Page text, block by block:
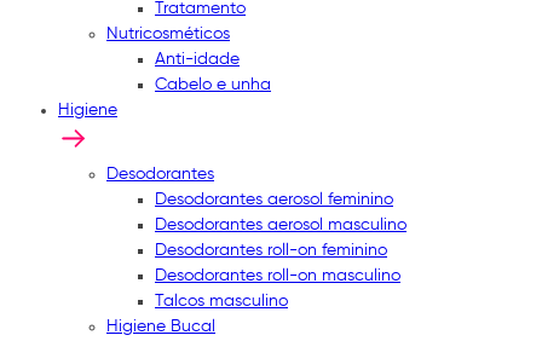
Tratamento
Nutricosméticos
Anti-idade
Cabelo e unha
Higiene
Desodorantes
Desodorantes aerosol feminino
Desodorantes aerosol masculino
Desodorantes roll-on feminino
Desodorantes roll-on masculino
Talcos masculino
Higiene Bucal